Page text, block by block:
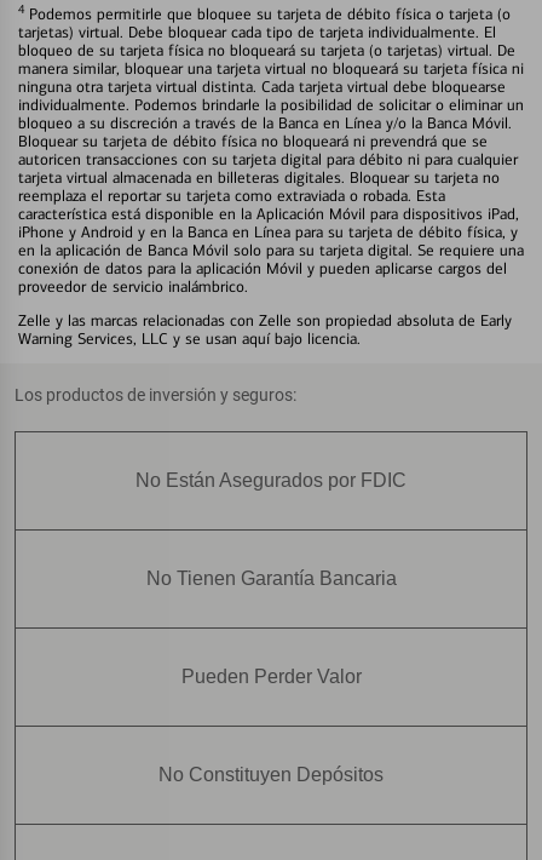
4 Podemos permitirle que bloquee su tarjeta de débito física o tarjeta (o
tarjetas) virtual. Debe bloquear cada tipo de tarjeta individualmente. El
bloqueo de su tarjeta física no bloqueará su tarjeta (o tarjetas) virtual. De
manera similar, bloquear una tarjeta virtual no bloqueará su tarjeta física ni
ninguna otra tarjeta virtual distinta. Cada tarjeta virtual debe bloquearse
individualmente. Podemos brindarle la posibilidad de solicitar o eliminar un
bloqueo a su discreción a través de la Banca en Línea y/o la Banca Móvil.
Bloquear su tarjeta de débito física no bloqueará ni prevendrá que se
autoricen transacciones con su tarjeta digital para débito ni para cualquier
tarjeta virtual almacenada en billeteras digitales. Bloquear su tarjeta no
reemplaza el reportar su tarjeta como extraviada o robada. Esta
característica está disponible en la Aplicación Móvil para dispositivos iPad,
iPhone y Android y en la Banca en Línea para su tarjeta de débito física, y
en la aplicación de Banca Móvil solo para su tarjeta digital. Se requiere una
conexión de datos para la aplicación Móvil y pueden aplicarse cargos del
proveedor de servicio inalámbrico.
Zelle y las marcas relacionadas con Zelle son propiedad absoluta de Early
Warning Services, LLC y se usan aquí bajo licencia.
Los productos de inversión y seguros:
No Están Asegurados por FDIC
No Tienen Garantía Bancaria
Pueden Perder Valor
No Constituyen Depósitos